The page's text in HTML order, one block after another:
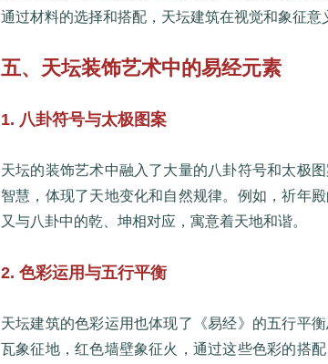
通过材料的选择和搭配，天坛建筑在视觉和象征意
五、天坛装饰艺术中的易经元素
1. 八卦符号与太极图案
天坛的装饰艺术中融入了大量的八卦符号和太极
智慧，体现了天地变化和自然规律。例如，祈年
又与八卦中的乾、坤相对应，寓意着天地和谐。
2. 色彩运用与五行平衡
天坛建筑的色彩运用也体现了《易经》的五行平
瓦象征地，红色墙壁象征火，通过这些色彩的搭